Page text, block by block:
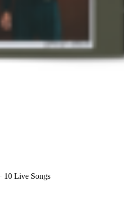
10 Live Songs